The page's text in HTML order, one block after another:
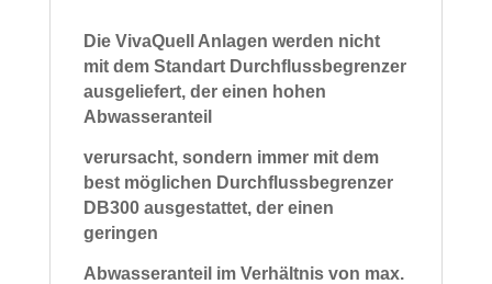
Die VivaQuell Anlagen werden nicht
mit dem Standart Durchflussbegrenzer
ausgeliefert, der einen hohen
Abwasseranteil
verursacht, sondern immer mit dem
best möglichen Durchflussbegrenzer
DB300 ausgestattet, der einen
geringen
Abwasseranteil im Verhältnis von max.